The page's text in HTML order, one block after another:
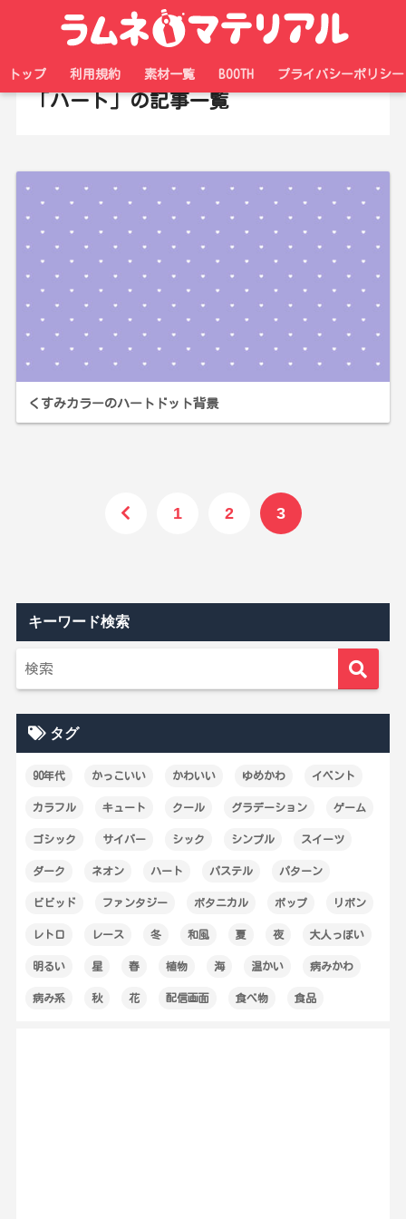
トップ 利用規約 素材一覧 BOOTH プライバシーポリシー
「ハート」の記事一覧
くすみカラーのハートドット背景
1 2 3
キーワード検索
タグ
90年代 かっこいい かわいい ゆめかわ イベント
カラフル キュート クール グラデーション ゲーム
ゴシック サイバー シック シンプル スイーツ
ダーク ネオン ハート パステル パターン
ビビッド ファンタジー ボタニカル ポップ リボン
レトロ レース 冬 和風 夏 夜 大人っぽい
明るい 星 春 植物 海 温かい 病みかわ
病み系 秋 花 配信画面 食べ物 食品